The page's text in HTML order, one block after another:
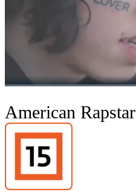
American Rapstar